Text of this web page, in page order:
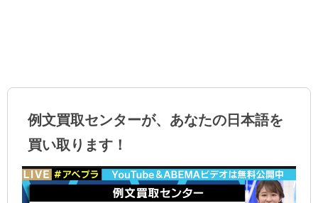
例文買取センターが、あなたの日本語を
買い取ります！